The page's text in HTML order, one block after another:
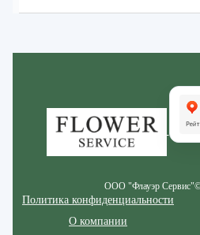
ООО "Флауэр
Политика конфиденциальности
О компании